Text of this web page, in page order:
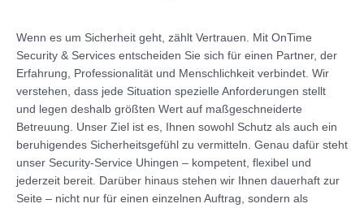
Wenn es um Sicherheit geht, zählt Vertrauen. Mit OnTime
Security & Services entscheiden Sie sich für einen Partner, der
Erfahrung, Professionalität und Menschlichkeit verbindet. Wir
verstehen, dass jede Situation spezielle Anforderungen stellt
und legen deshalb größten Wert auf maßgeschneiderte
Betreuung. Unser Ziel ist es, Ihnen sowohl Schutz als auch ein
beruhigendes Sicherheitsgefühl zu vermitteln. Genau dafür steht
unser Security-Service Uhingen – kompetent, flexibel und
jederzeit bereit. Darüber hinaus stehen wir Ihnen dauerhaft zur
Seite – nicht nur für einen einzelnen Auftrag, sondern als